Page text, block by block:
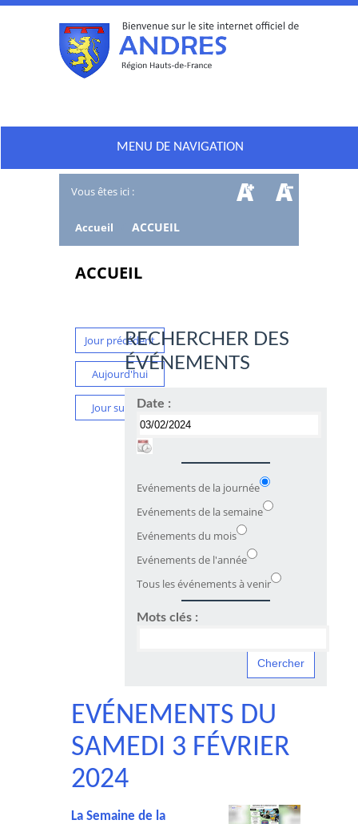
MENU DE NAVIGATION
Vous êtes ici :
Accueil ACCUEIL
ACCUEIL
Jour précédent
Aujourd'hui
Jour suivant
RECHERCHER DES
ÉVÉNEMENTS
Date :
Evénements de la journée
Evénements de la semaine
Evénements du mois
Evénements de l'année
Tous les événements à venir
Mots clés :
EVÉNEMENTS DU
SAMEDI 3 FÉVRIER
2024
La Semaine de la